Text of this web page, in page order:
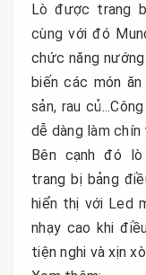
Lò được trang
cùng với đó
chức năng
biến các món
sản, rau
dễ dàng làm
Bên cạnh đó lò
trang bị bảng
hiển thị với Led
nhạy cao khi
tiện nghi và xịn